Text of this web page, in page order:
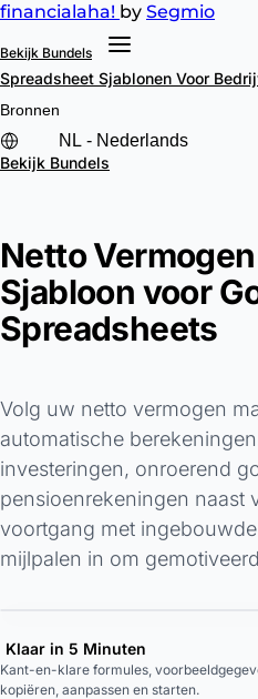
financialaha! by Segmio
Bekijk Bundels
Spreadsheet Sjablonen Voor
Bronnen
Bekijk Bundels
Netto
Sjabloon voor
Spreadsheets
Volg uw netto vermogen
automatische
investeringen, onroerend
pensioenrekeningen naast
voortgang met
mijlpalen in om
Klaar in 5 Minuten
Kant-en-klare formules,
kopiëren, aanpassen en starten.